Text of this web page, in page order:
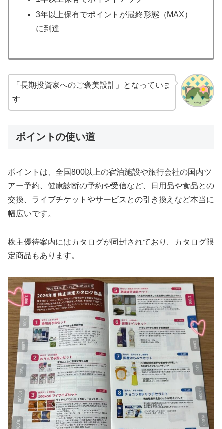
3年以上保有でポイントが最終形態（MAX）
に到達
「長期投資家へのご褒美設計」となっていま
す
ポイントの使い道
ポイントは、全国800以上の宿泊施設や旅行会社の国内ツ
アー予約、健康診断の予約や受信など、日用品や食品との
交換、ライブチケットやサービスとの引き換えなど本当に
幅広いです。
株主優待案内にはカタログが同封されており、カタログ限
定商品もあります。